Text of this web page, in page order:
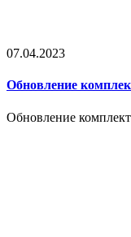
07.04.2023
Обновление
Обновление